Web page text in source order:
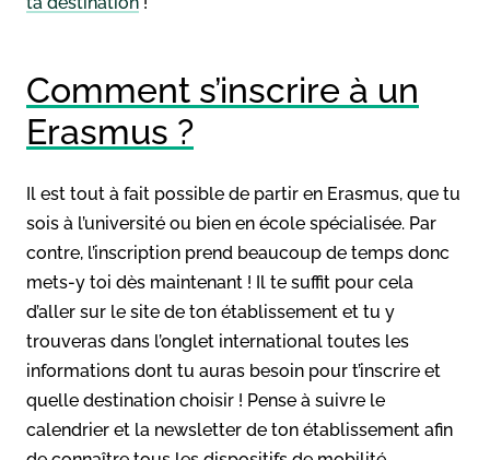
Comment s’inscrire à un
Erasmus ?
Il est tout à fait possible de partir en Erasmus, que tu
sois à l’université ou bien en école spécialisée. Par
contre, l’inscription prend beaucoup de temps donc
mets-y toi dès maintenant ! Il te suffit pour cela
d’aller sur le site de ton établissement et tu y
trouveras dans l’onglet international toutes les
informations dont tu auras besoin pour t’inscrire et
quelle destination choisir ! Pense à suivre le
calendrier et la newsletter de ton établissement afin